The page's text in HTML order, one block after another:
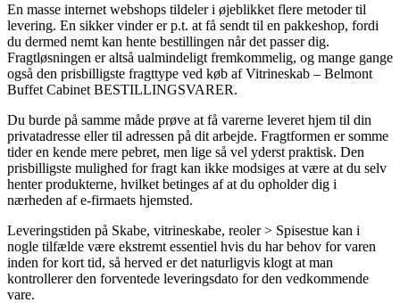
En masse internet webshops tildeler i øjeblikket flere metoder til
levering. En sikker vinder er p.t. at få sendt til en pakkeshop, fordi
du dermed nemt kan hente bestillingen når det passer dig.
Fragtløsningen er altså ualmindeligt fremkommelig, og mange gange
også den prisbilligste fragttype ved køb af Vitrineskab – Belmont
Buffet Cabinet BESTILLINGSVARER.
Du burde på samme måde prøve at få varerne leveret hjem til din
privatadresse eller til adressen på dit arbejde. Fragtformen er somme
tider en kende mere pebret, men lige så vel yderst praktisk. Den
prisbilligste mulighed for fragt kan ikke modsiges at være at du selv
henter produkterne, hvilket betinges af at du opholder dig i
nærheden af e-firmaets hjemsted.
Leveringstiden på Skabe, vitrineskabe, reoler > Spisestue kan i
nogle tilfælde være ekstremt essentiel hvis du har behov for varen
inden for kort tid, så herved er det naturligvis klogt at man
kontrollerer den forventede leveringsdato for den vedkommende
vare.